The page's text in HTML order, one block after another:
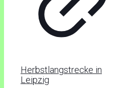
Herbstlangstrecke in
Leipzig